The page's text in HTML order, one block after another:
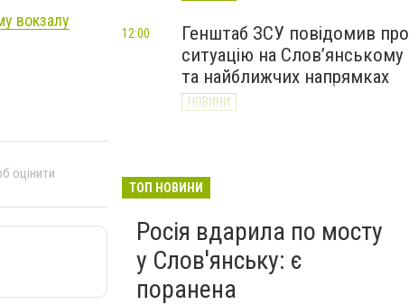
вокзалу
оцінити
Генштаб ЗСУ повідомив про
ситуацію на Слов’янському
та найближчих напрямках
НОВИНИ
12:00
великої війни: 7 серпня
ТОП НОВИНИ
Росія вдарила по мосту
у Слов'янську: є
поранена